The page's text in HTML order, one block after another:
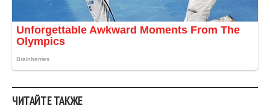
ЧИТАЙТЕ ТАКЖЕ